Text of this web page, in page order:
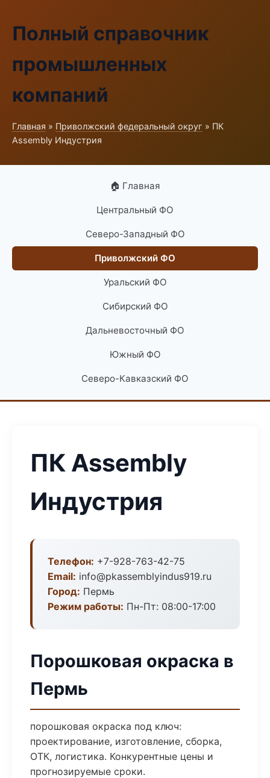
Полный справочник
промышленных
компаний
Главная » Приволжский федеральный округ » ПК
Assembly Индустрия
🏠 Главная
Центральный ФО
Северо-Западный ФО
Приволжский ФО
Уральский ФО
Сибирский ФО
Дальневосточный ФО
Южный ФО
Северо-Кавказский ФО
ПК Assembly
Индустрия
Телефон: +7-928-763-42-75
Email: info@pkassemblyindus919.ru
Город: Пермь
Режим работы: Пн-Пт: 08:00-17:00
Порошковая окраска в
Пермь
порошковая окраска под ключ:
проектирование, изготовление, сборка,
ОТК, логистика. Конкурентные цены и
прогнозируемые сроки.